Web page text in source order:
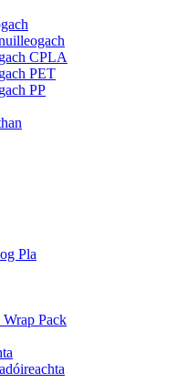
CPLA
PET
PP
Pla
Pack